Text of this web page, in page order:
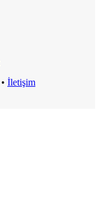
• İletişim